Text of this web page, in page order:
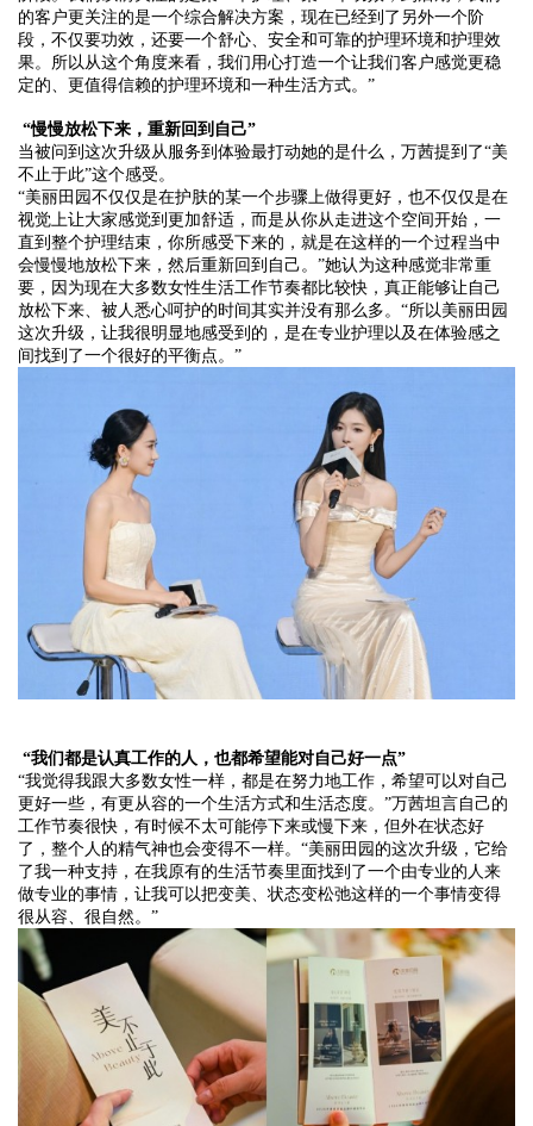
的客户更关注的是一个综合解决方案，现在已经到了另外一个阶
段，不仅要功效，还要一个舒心、安全和可靠的护理环境和护理效
果。所以从这个角度来看，我们用心打造一个让我们客户感觉更稳
定的、更值得信赖的护理环境和一种生活方式。”
“慢慢放松下来，重新回到自己”
当被问到这次升级从服务到体验最打动她的是什么，万茜提到了“美
不止于此”这个感受。
“美丽田园不仅仅是在护肤的某一个步骤上做得更好，也不仅仅是在
视觉上让大家感觉到更加舒适，而是从你从走进这个空间开始，一
直到整个护理结束，你所感受下来的，就是在这样的一个过程当中
会慢慢地放松下来，然后重新回到自己。”她认为这种感觉非常重
要，因为现在大多数女性生活工作节奏都比较快，真正能够让自己
放松下来、被人悉心呵护的时间其实并没有那么多。“所以美丽田园
这次升级，让我很明显地感受到的，是在专业护理以及在体验感之
间找到了一个很好的平衡点。”
“我们都是认真工作的人，也都希望能对自己好一点”
“我觉得我跟大多数女性一样，都是在努力地工作，希望可以对自己
更好一些，有更从容的一个生活方式和生活态度。”万茜坦言自己的
工作节奏很快，有时候不太可能停下来或慢下来，但外在状态好
了，整个人的精气神也会变得不一样。 “美丽田园的这次升级，它给
了我一种支持，在我原有的生活节奏里面找到了一个由专业的人来
做专业的事情，让我可以把变美、状态变松弛这样的一个事情变得
很从容、很自然。”